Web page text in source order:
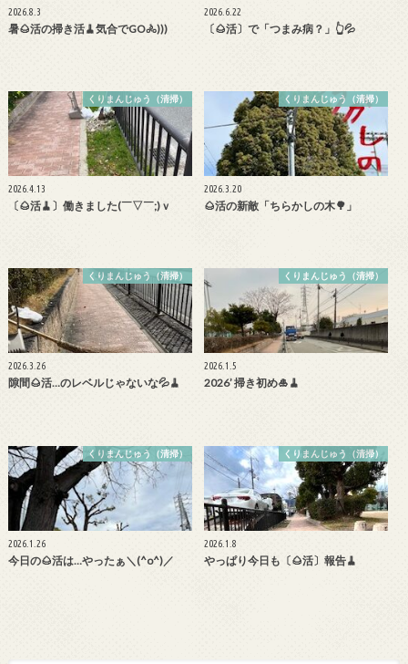
2026.8.3
暑🌰活の掃き活🧹気合でGO🚴)))
2026.6.22
〔🌰活〕で「つまみ病？」👆💦
くりまんじゅう（清掃）
2026.4.13
〔🌰活🧹〕働きました(￣▽￣;)ｖ
くりまんじゅう（清掃）
2026.3.20
🌰活の新敵「ちらかしの木🌳」
くりまんじゅう（清掃）
2026.3.26
隙間🌰活…のレベルじゃないな💦🧹
くりまんじゅう（清掃）
2026.1.5
2026’ 掃き初め🎍🧹
くりまんじゅう（清掃）
2026.1.26
今日の🌰活は…やったぁ＼(^o^)／
くりまんじゅう（清掃）
2026.1.8
やっぱり今日も〔🌰活〕報告🧹